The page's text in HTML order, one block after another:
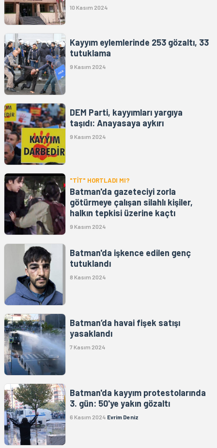
10 Kasım 2024
Kayyım eylemlerinde 253 gözaltı, 33
tutuklama
9 Kasım 2024
DEM Parti, kayyımları yargıya
taşıdı: Anayasaya aykırı
9 Kasım 2024
"TİT" HORTLADI MI?
Batman'da gazeteciyi zorla
götürmeye çalışan silahlı kişiler,
halkın tepkisi üzerine kaçtı
9 Kasım 2024
Batman'da işkence edilen genç
tutuklandı
8 Kasım 2024
Batman’da havai fişek satışı
yasaklandı
7 Kasım 2024
Batman'da kayyım protestolarında
3. gün: 50'ye yakın gözaltı
6 Kasım 2024 Evrim Deniz